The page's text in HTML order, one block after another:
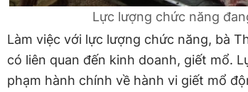
Lực lượng chức năng
Làm việc với lực lượng chức năng, bà
có liên quan đến kinh doanh, giết mổ.
phạm hành chính về hành vi giết mổ